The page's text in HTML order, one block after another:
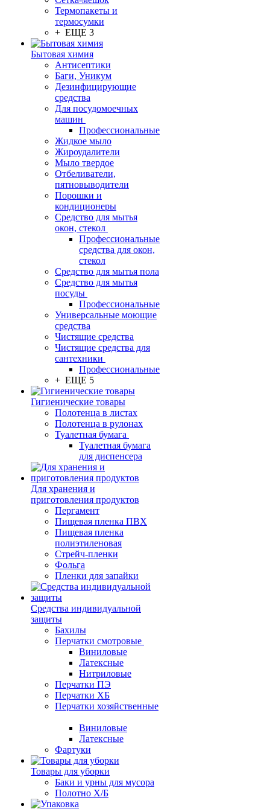
Термопакеты и
термосумки
+ ЕЩЕ 3
Бытовая химия
Антисептики
Баги, Уникум
Дезинфицирующие
средства
Для посудомоечных
машин
Профессиональные
Жидкое мыло
Жироудалители
Мыло твердое
Отбеливатели,
пятновыводители
Порошки и
кондиционеры
Средство для мытья
окон, стекол
Профессиональные
средства для окон,
стекол
Средство для мытья пола
Средство для мытья
посуды
Профессиональные
Универсальные моющие
средства
Чистящие средства
Чистящие средства для
сантехники
Профессиональные
+ ЕЩЕ 5
Гигиенические товары
Полотенца в листах
Полотенца в рулонах
Туалетная бумага
Туалетная бумага
для диспенсера
Для хранения и
приготовления продуктов
Пергамент
Пищевая пленка ПВХ
Пищевая пленка
полиэтиленовая
Стрейч-пленки
Фольга
Пленки для запайки
Средства индивидуальной
защиты
Бахилы
Перчатки смотровые
Виниловые
Латексные
Нитриловые
Перчатки ПЭ
Перчатки ХБ
Перчатки хозяйственные
Виниловые
Латексные
Фартуки
Товары для уборки
Баки и урны для мусора
Полотно Х/Б